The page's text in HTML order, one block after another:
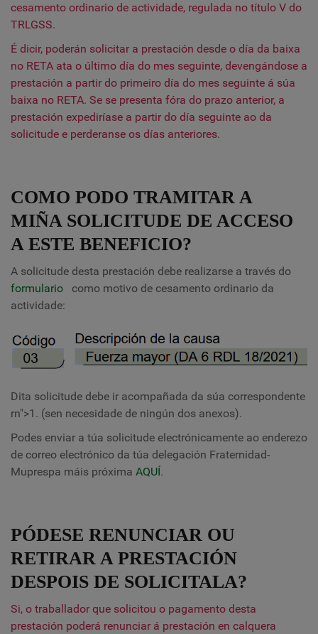
cesamento ordinario de actividade, regulada no título V do
TRLGSS.
É dicir, poderán solicitar a prestación desde o día da baixa
no RETA ata o último día do mes seguinte, devengándose a
prestación a partir do primeiro día do mes seguinte á súa
baixa no RETA. Se se presenta fóra do prazo anterior, a
prestación expediríase a partir do día seguinte ao da
solicitude e perderanse os días anteriores.
COMO PODO TRAMITAR A
MIÑA SOLICITUDE DE ACCESO
A ESTE BENEFICIO?
A solicitude desta prestación debe realizarse a través do
formulario
como motivo de cesamento ordinario da
actividade:
Dita solicitude debe ir acompañada da súa correspondente
rn">1. (sen necesidade de ningún dos anexos).
Podes enviar a túa solicitude electrónicamente ao enderezo
de correo electrónico da túa delegación Fraternidad-
Muprespa máis próxima AQUÍ.
PÓDESE RENUNCIAR OU
RETIRAR A PRESTACIÓN
DESPOIS DE SOLICITALA?
Si, o traballador que solicitou o pagamento desta
prestación poderá renunciar á prestación en calquera